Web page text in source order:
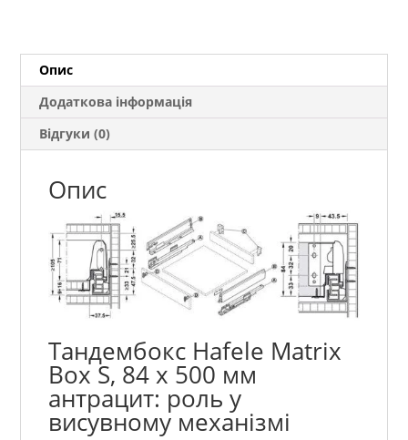
антрацит
кількість
Опис
Додаткова інформація
Відгуки (0)
Опис
Тандембокс Hafele Matrix
Box S, 84 х 500 мм
антрацит: роль у
висувному механізмі